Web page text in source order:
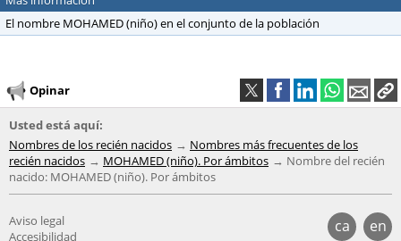
El nombre MOHAMED (niño) en el conjunto de la población
Opinar
Usted está aquí:
Nombres de los recién nacidos
Nombres más frecuentes de los
recién nacidos
MOHAMED (niño). Por ámbitos
Nombre del recién
nacido: MOHAMED (niño). Por ámbitos
ca en
Aviso legal
Accesibilidad